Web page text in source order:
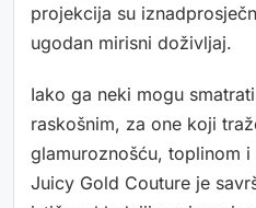
projekcija su
ugodan mirisni doživljaj.
Iako ga neki mogu
raskošnim, za one koji
glamuroznošću, toplinom i
Juicy Gold Couture je